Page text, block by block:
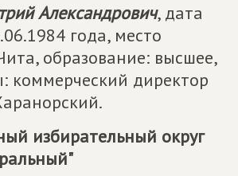
Александрович, дата
года, место
образование: высшее,
коммерческий директор
избирательный округ